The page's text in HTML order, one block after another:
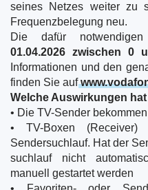
seines Netzes weiter zu
Frequenzbelegung neu.
Die dafür
01.04.2026 zwischen 0
Informationen und den
finden Sie auf
Welche Auswirkungen
• Die TV-Sender
• TV-Boxen (Receiver)
Sendersuchlauf. Hat der
suchlauf nicht
manuell gestartet werden